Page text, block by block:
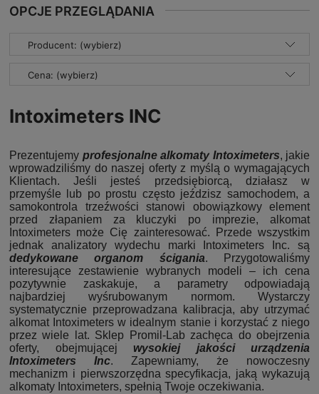
OPCJE PRZEGLĄDANIA
Producent: (wybierz)
Cena: (wybierz)
Intoximeters INC
Prezentujemy profesjonalne alkomaty Intoximeters, jakie
wprowadziliśmy do naszej oferty z myślą o wymagających
Klientach. Jeśli jesteś przedsiębiorcą, działasz w
przemyśle lub po prostu często jeździsz samochodem, a
samokontrola trzeźwości stanowi obowiązkowy element
przed złapaniem za kluczyki po imprezie, alkomat
Intoximeters może Cię zainteresować. Przede wszystkim
jednak analizatory wydechu marki Intoximeters Inc. są
dedykowane organom ścigania. Przygotowaliśmy
interesujące zestawienie wybranych modeli – ich cena
pozytywnie zaskakuje, a parametry odpowiadają
najbardziej wyśrubowanym normom. Wystarczy
systematycznie przeprowadzana kalibracja, aby utrzymać
alkomat Intoximeters w idealnym stanie i korzystać z niego
przez wiele lat. Sklep Promil-Lab zachęca do obejrzenia
oferty, obejmującej wysokiej jakości urządzenia
Intoximeters Inc. Zapewniamy, że nowoczesny
mechanizm i pierwszorzędna specyfikacja, jaką wykazują
alkomaty Intoximeters, spełnią Twoje oczekiwania.